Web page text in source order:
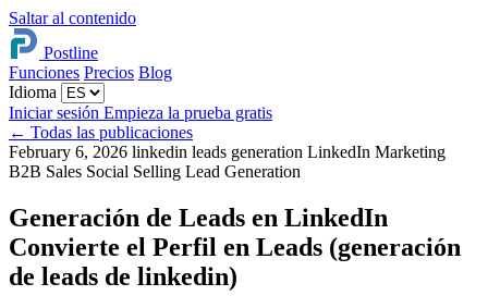
Saltar al contenido
Postline
Funciones Precios Blog
Idioma
Iniciar sesión Empieza la prueba gratis
← Todas las publicaciones
February 6, 2026 linkedin leads generation LinkedIn Marketing
B2B Sales Social Selling Lead Generation
Generación de Leads en LinkedIn
Convierte el Perfil en Leads (generación
de leads de linkedin)